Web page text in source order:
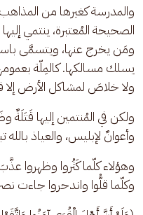
والمدرسة كغيرها من
الصحيحة المُعتبرة، ينتمي
ومَن يخرج عنها، ويتسمَّى
يسلك مسالكها. كالمِلّة
ولا خلاصَ لمشاكل الأرض إلا
ولكن في المُنتمين إليها
وأعوانٌ لإبليس، والعياذ بالله
وهؤلاء كلّما كَثُروا وظهروا عذَّبَ
وكلّما قلُّوا واندحروا جاءت